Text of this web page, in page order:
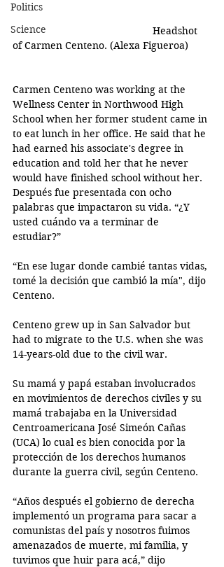
Politics
Science
Headshot
of Carmen Centeno. (Alexa Figueroa)
Carmen Centeno was working at the
Wellness Center in Northwood High
School when her former student came in
to eat lunch in her office. He said that he
had earned his associate's degree in
education and told her that he never
would have finished school without her.
Después fue presentada con ocho
palabras que impactaron su vida. “¿Y
usted cuándo va a terminar de
estudiar?”
“En ese lugar donde cambié tantas vidas,
tomé la decisión que cambió la mía", dijo
Centeno.
Centeno grew up in San Salvador but
had to migrate to the U.S. when she was
14-years-old due to the civil war.
Su mamá y papá estaban involucrados
en movimientos de derechos civiles y su
mamá trabajaba en la Universidad
Centroamericana José Simeón Cañas
(UCA) lo cual es bien conocida por la
protección de los derechos humanos
durante la guerra civil, según Centeno.
“Años después el gobierno de derecha
implementó un programa para sacar a
comunistas del país y nosotros fuimos
amenazados de muerte, mi familia, y
tuvimos que huir para acá,” dijo